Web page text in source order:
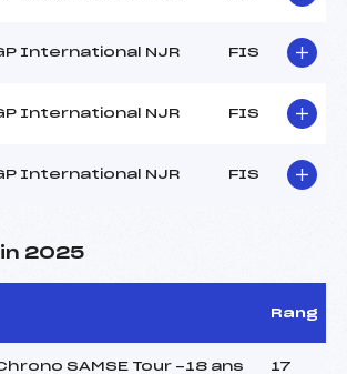
International NJR FIS
International NJR FIS
International NJR FIS
2025
Rang
SAMSE Tour -18 ans 17